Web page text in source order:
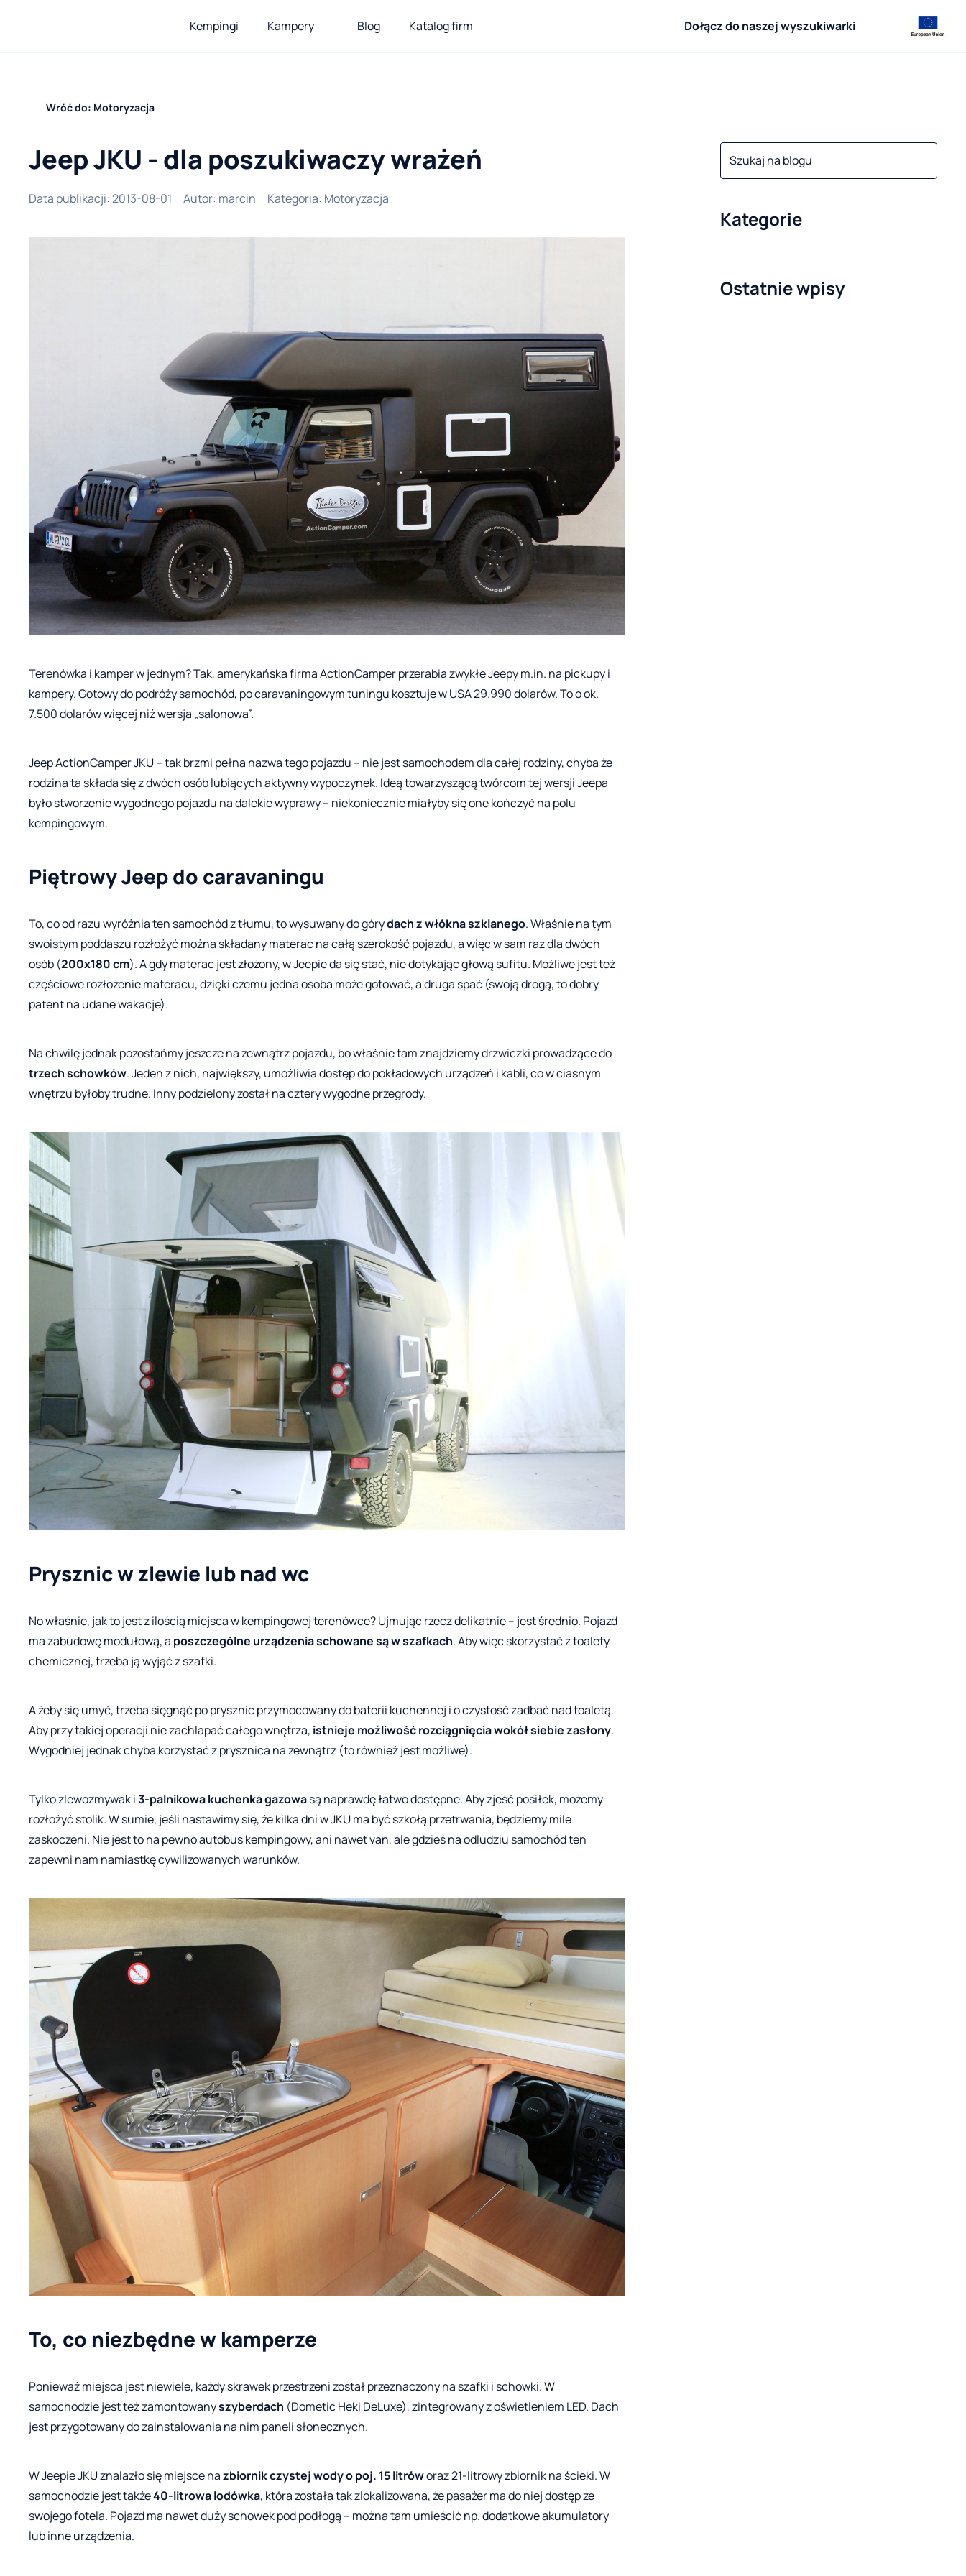
Kempingi Kampery Blog Katalog firm Dołącz do naszej wyszukiwarki
Wróć do: Motoryzacja
Kategorie
Jeep JKU - dla poszukiwaczy wrażeń
Data publikacji: 2013-08-01 Autor: marcin Kategoria: Motoryzacja
Terenówka i kamper w jednym? Tak, amerykańska firma ActionCamper przerabia zwykłe Jeepy m.in. na pickupy i
kampery. Gotowy do podróży samochód, po caravaningowym tuningu kosztuje w USA 29.990 dolarów. To o ok.
7.500 dolarów więcej niż wersja „salonowa”.
Jeep ActionCamper JKU – tak brzmi pełna nazwa tego pojazdu – nie jest samochodem dla całej rodziny, chyba że
rodzina ta składa się z dwóch osób lubiących aktywny wypoczynek. Ideą towarzyszącą twórcom tej wersji Jeepa
było stworzenie wygodnego pojazdu na dalekie wyprawy – niekoniecznie miałyby się one kończyć na polu
kempingowym.
Piętrowy Jeep do caravaningu
To, co od razu wyróżnia ten samochód z tłumu, to wysuwany do górydach z włókna szklanego. Właśnie na tym
swoistym poddaszu rozłożyć można składany materac na całą szerokość pojazdu, a więc w sam raz dla dwóch
osób (200x180 cm). A gdy materac jest złożony, w Jeepie da się stać, nie dotykając głową sufitu. Możliwe jest też
częściowe rozłożenie materacu, dzięki czemu jedna osoba może gotować, a druga spać (swoją drogą, to dobry
patent na udane wakacje).
Na chwilę jednak pozostańmy jeszcze na zewnątrz pojazdu, bo właśnie tam znajdziemy drzwiczki prowadzące do
trzech schowków. Jeden z nich, największy, umożliwia dostęp do pokładowych urządzeń i kabli, co w ciasnym
wnętrzu byłoby trudne. Inny podzielony został na cztery wygodne przegrody.
Prysznic w zlewie lub nad wc
No właśnie, jak to jest z ilością miejsca w kempingowej terenówce? Ujmując rzecz delikatnie – jest średnio. Pojazd
ma zabudowę modułową, a poszczególne urządzenia schowane są w szafkach. Aby więc skorzystać z toalety
chemicznej, trzeba ją wyjąć z szafki.
A żeby się umyć, trzeba sięgnąć po prysznic przymocowany do baterii kuchennej i o czystość zadbać nad toaletą.
Aby przy takiej operacji nie zachlapać całego wnętrza, istnieje możliwość rozciągnięcia wokół siebie zasłony.
Wygodniej jednak chyba korzystać z prysznica na zewnątrz (to również jest możliwe).
Tylko zlewozmywak i3-palnikowa kuchenka gazowasą naprawdę łatwo dostępne. Aby zjeść posiłek, możemy
rozłożyć stolik. W sumie, jeśli nastawimy się, że kilka dni w JKU ma być szkołą przetrwania, będziemy mile
zaskoczeni. Nie jest to na pewno autobus kempingowy, ani nawet van, ale gdzieś na odludziu samochód ten
zapewni nam namiastkę cywilizowanych warunków.
To, co niezbędne w kamperze
Ponieważ miejsca jest niewiele, każdy skrawek przestrzeni został przeznaczony na szafki i schowki. W
samochodzie jest też zamontowanyszyberdach (Dometic Heki DeLuxe), zintegrowany z oświetleniem LED. Dach
jest przygotowany do zainstalowania na nim paneli słonecznych.
W Jeepie JKU znalazło się miejsce nazbiornik czystej wody o poj. 15 litróworaz 21-litrowy zbiornik na ścieki. W
samochodzie jest także40-litrowa lodówka, która została tak zlokalizowana, że pasażer ma do niej dostęp ze
swojego fotela. Pojazd ma nawet duży schowek pod podłogą – można tam umieścić np. dodatkowe akumulatory
lub inne urządzenia.
Ostatnie wpisy